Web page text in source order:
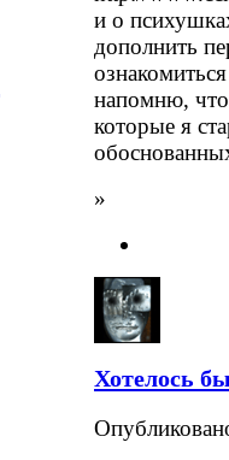
и о
дополнить
напомню,
которые я
»
Хотелось